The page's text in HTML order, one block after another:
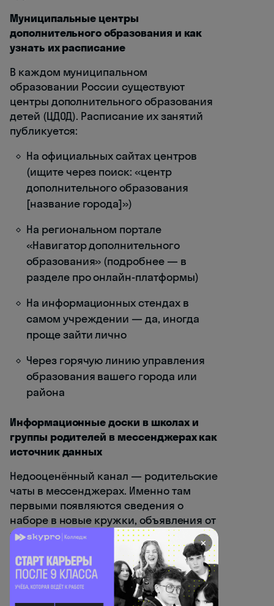
Муниципальные центры
дополнительного образования и как
узнать их расписание
В каждом муниципальном
образовании России существуют
центры дополнительного образования
детей (ЦДОД). Расписание их занятий
публикуется:
На официальных сайтах центров
(ищите через поиск: «центр
дополнительного образования
[название города]»)
На региональном портале
«Навигатор дополнительного
образования» (подробнее — в
разделе про онлайн-платформы)
На информационных стендах в
самом учреждении — да, иногда
проще зайти лично
Через горячую линию управления
образования вашего города или
района
Информационные доски в школах и
группы родителей в мессенджерах как
источник данных
Недооценённый канал — родительские
чаты в мессенджерах. Именно там
первыми появляются сведения о
наборе в новые кружки, объявления от
педагогов, которые ищут учеников, и
рекомендации от тех, кто уже прошёл
обучение. Попросите добавить вас в
общегородские или районные
родительские группы. Физические
✕